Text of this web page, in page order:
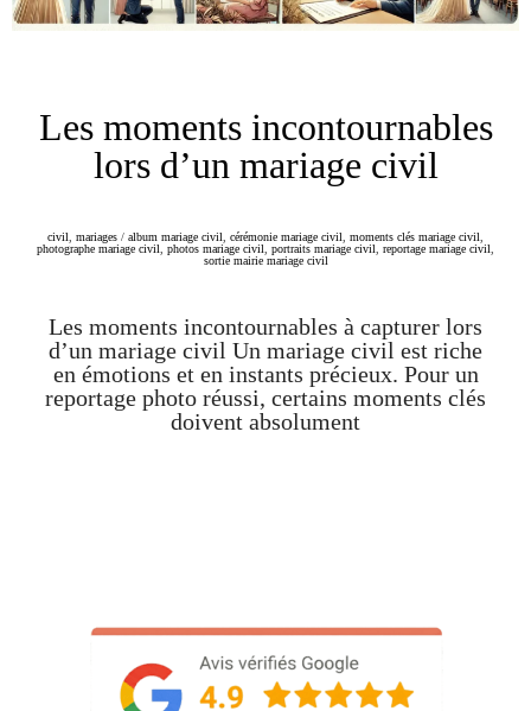
Les moments incontournables
lors d’un mariage civil
civil mariages / album mariage civil cérémonie mariage civil moments clés mariage civil
photographe mariage civil
photos mariage civil portraits mariage civil reportage mariage civil
sortie mairie mariage civil
Les moments incontournables à capturer lors
d’un mariage civil Un mariage civil est riche
en émotions et en instants précieux. Pour un
reportage photo réussi, certains moments clés
doivent absolument